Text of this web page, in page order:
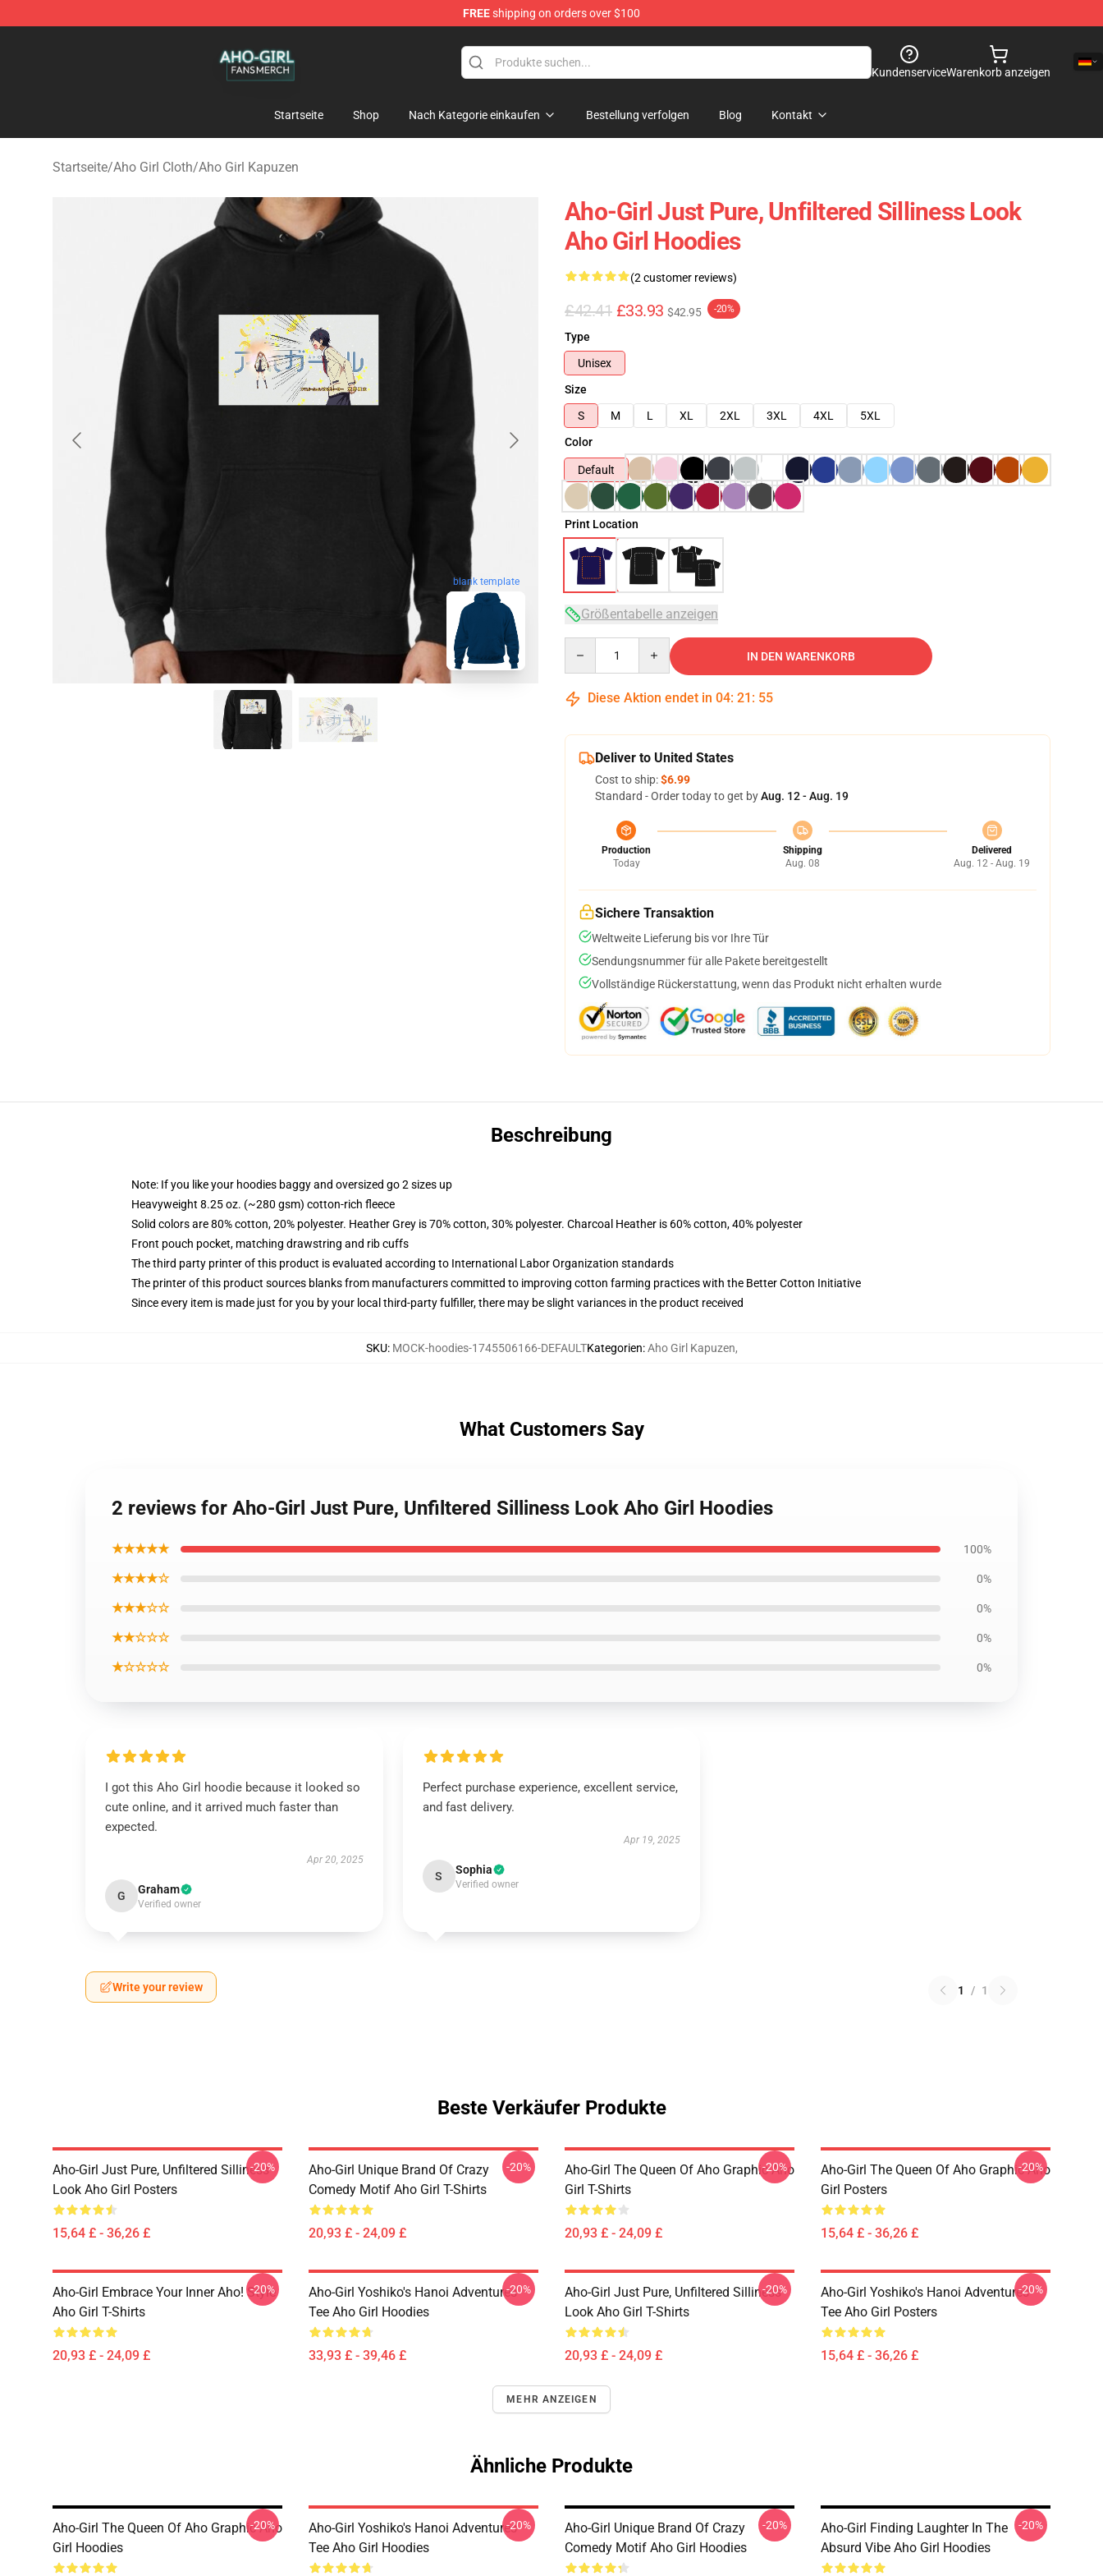
FREEshipping on orders over $100
KundenserviceWarenkorb anzeigen
Startseite Shop Nach Kategorie einkaufen Bestellung verfolgen Blog Kontakt
Startseite/Aho Girl Cloth/Aho Girl Kapuzen
blank template
Aho-Girl Just Pure, Unfiltered Silliness Look
Aho Girl Hoodies
(2 customer reviews)
£42.41 £33.93 $42.95 -20%
Type
Unisex
Size
S
M L XL 2XL 3XL 4XL
5XL
Color
Default
Print Location
Größentabelle anzeigen
IN DEN WARENKORB
Diese Aktion endet in 04: 21 : 54
Deliver to United States
Cost to ship:$6.99
Standard - Order today to get byAug. 12 - Aug. 19
Production
Today
Shipping
Aug. 08
Delivered
Aug. 12 - Aug. 19
Sichere Transaktion
Weltweite Lieferung bis vor Ihre Tür
Sendungsnummer für alle Pakete bereitgestellt
Vollständige Rückerstattung, wenn das Produkt nicht erhalten wurde
Beschreibung
Note: If you like your hoodies baggy and oversized go 2 sizes up
Heavyweight 8.25 oz. (~280 gsm) cotton-rich fleece
Solid colors are 80% cotton, 20% polyester. Heather Grey is 70% cotton, 30% polyester. Charcoal Heather is 60% cotton, 40% polyester
Front pouch pocket, matching drawstring and rib cuffs
The third party printer of this product is evaluated according to International Labor Organization standards
The printer of this product sources blanks from manufacturers committed to improving cotton farming practices with the Better Cotton Initiative
Since every item is made just for you by your local third-party fulfiller, there may be slight variances in the product received
SKU: MOCK-hoodies-1745506166-DEFAULTKategorien:Aho Girl Kapuzen,
What Customers Say
2 reviews for Aho-Girl Just Pure, Unfiltered Silliness Look Aho Girl Hoodies
★★★★★ 100%
★★★★☆ 0%
★★★☆☆ 0%
★★☆☆☆ 0%
★☆☆☆☆ 0%
I got this Aho Girl hoodie because it looked so
cute online, and it arrived much faster than
expected.
Apr 20, 2025
G Graham
Verified owner
Perfect purchase experience, excellent service,
and fast delivery.
Apr 19, 2025
S Sophia
Verified owner
Write your review 1 / 1
Beste Verkäufer Produkte
Aho-Girl Just Pure, Unfiltered Silliness
Look Aho Girl Posters
15,64 £ - 36,26 £
-20%
Aho-Girl Unique Brand Of Crazy
Comedy Motif Aho Girl T-Shirts
20,93 £ - 24,09 £
-20%
Aho-Girl The Queen Of Aho Graphic Aho
Girl T-Shirts
20,93 £ - 24,09 £
-20%
Aho-Girl The Queen Of Aho Graphic Aho
Girl Posters
15,64 £ - 36,26 £
-20%
Aho-Girl Embrace Your Inner Aho! Style
Aho Girl T-Shirts
20,93 £ - 24,09 £
-20%
Aho-Girl Yoshiko's Hanoi Adventures
Tee Aho Girl Hoodies
33,93 £ - 39,46 £
-20%
Aho-Girl Just Pure, Unfiltered Silliness
Look Aho Girl T-Shirts
20,93 £ - 24,09 £
-20%
Aho-Girl Yoshiko's Hanoi Adventures
Tee Aho Girl Posters
15,64 £ - 36,26 £
-20%
MEHR ANZEIGEN
Ähnliche Produkte
Aho-Girl The Queen Of Aho Graphic Aho
Girl Hoodies
-20%
Aho-Girl Yoshiko's Hanoi Adventures
Tee Aho Girl Hoodies
-20%
Aho-Girl Unique Brand Of Crazy
Comedy Motif Aho Girl Hoodies
-20%
Aho-Girl Finding Laughter In The
Absurd Vibe Aho Girl Hoodies
-20%